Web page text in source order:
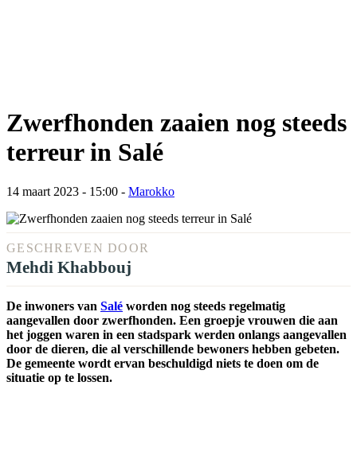
Zwerfhonden zaaien nog steeds
terreur in Salé
14 maart 2023 - 15:00 - Marokko
GESCHREVEN DOOR
Mehdi Khabbouj
De inwoners van Salé worden nog steeds regelmatig
aangevallen door zwerfhonden. Een groepje vrouwen die aan
het joggen waren in een stadspark werden onlangs aangevallen
door de dieren, die al verschillende bewoners hebben gebeten.
De gemeente wordt ervan beschuldigd niets te doen om de
situatie op te lossen.